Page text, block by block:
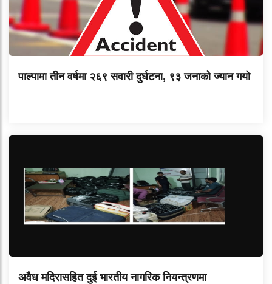
पाल्पामा तीन वर्षमा २६९ सवारी दुर्घटना, ९३ जनाको ज्यान गयाे
अवैध मदिरासहित दुई भारतीय नागरिक नियन्त्रणमा